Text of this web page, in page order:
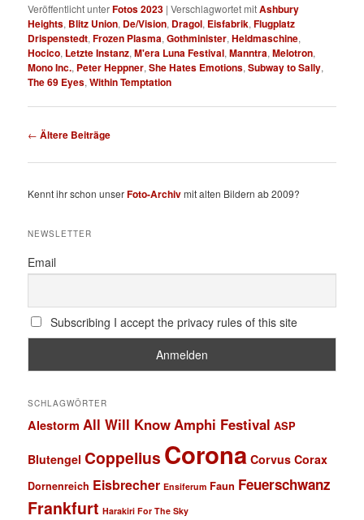
Veröffentlicht unterFotos 2023 |Verschlagwortet mitAshbury
Heights, Blitz Union, De/Vision, Dragol, Eisfabrik,Flugplatz
Drispenstedt,Frozen Plasma,Gothminister,Heldmaschine,
Hocico, Letzte Instanz,M'era Luna Festival,Manntra,Melotron,
Mono Inc., Peter Heppner,She Hates Emotions,Subway to Sally,
The 69 Eyes,Within Temptation
Beitragsnavigation
← Ältere Beiträge
Kennt ihr schon unserFoto-Archivmit alten Bildern ab 2009?
NEWSLETTER
Email
Subscribing I accept the privacy rules of this site
SCHLAGWÖRTER
Alestorm All Will KnowAmphi Festival ASP
Blutengel Coppelius Corona Corvus Corax
Dornenreich Eisbrecher Ensiferum Faun Feuerschwanz
Frankfurt Harakiri For The Sky